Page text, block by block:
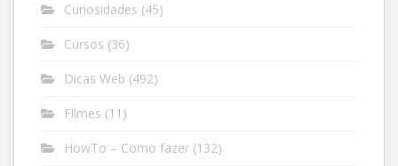
Curiosidades (45)
Cursos (36)
Dicas Web (492)
Filmes (11)
HowTo – Como fazer (132)